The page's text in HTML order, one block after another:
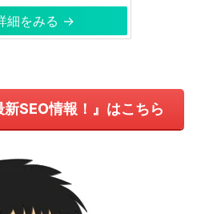
細をみる →
新SEO情報！』はこちら